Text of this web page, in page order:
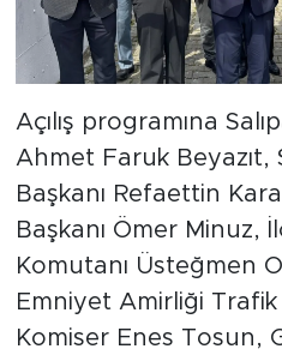
Açılış programına
Ahmet Faruk Beyazıt,
Başkanı Refaettin
Başkanı Ömer Minuz,
Komutanı Üsteğmen
Emniyet Amirliği
Komiser Enes Tosun,